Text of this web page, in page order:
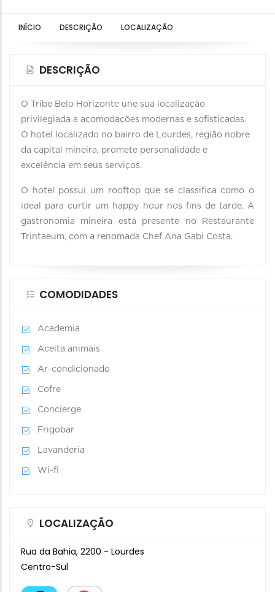
INÍCIO DESCRIÇÃO LOCALIZAÇÃO
DESCRIÇÃO
O Tribe Belo Horizonte une sua localização
privilegiada a acomodações modernas e sofisticadas.
O hotel localizado no bairro de Lourdes, região nobre
da capital mineira, promete personalidade e
excelência em seus serviços.
O hotel possui um rooftop que se classifica como o
ideal para curtir um happy hour nos fins de tarde. A
gastronomia mineira está presente no Restaurante
Trintaeum, com a renomada Chef Ana Gabi Costa.
COMODIDADES
Academia
Aceita animais
Ar-condicionado
Cofre
Concierge
Frigobar
Lavanderia
Wi-fi
LOCALIZAÇÃO
Rua da Bahia, 2200 - Lourdes
Centro-Sul